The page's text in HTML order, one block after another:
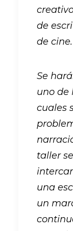
de
de cine.
Se
uno de
cuales
taller
una
un